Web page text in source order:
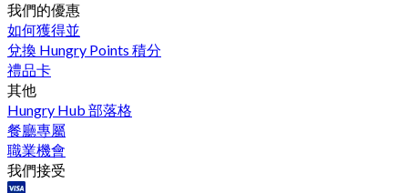
我們的優惠
如何獲得並
兌換 Hungry Points 積分
禮品卡
其他
Hungry Hub 部落格
餐廳專屬
職業機會
我們接受